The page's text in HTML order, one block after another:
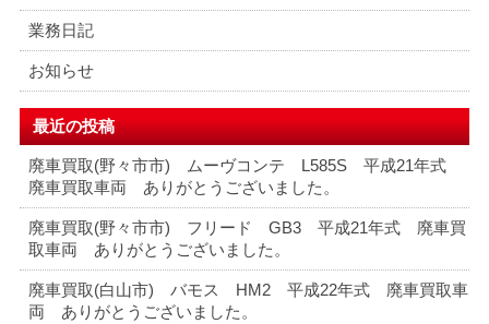
業務日記
お知らせ
最近の投稿
廃車買取(野々市市) ムーヴコンテ L585S 平成21年式
廃車買取車両 ありがとうございました。
廃車買取(野々市市) フリード GB3 平成21年式 廃車買
取車両 ありがとうございました。
廃車買取(白山市) バモス HM2 平成22年式 廃車買取車
両 ありがとうございました。